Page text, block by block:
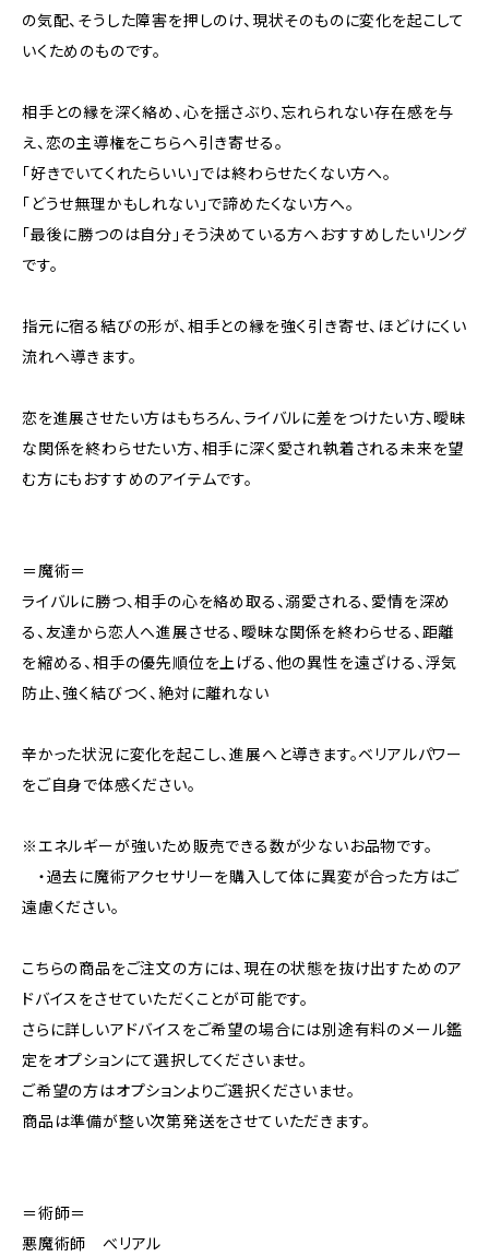
の気配、そうした障害を押しのけ、現状そのものに変化を起こして
いくためのものです。
相手との縁を深く絡め、心を揺さぶり、忘れられない存在感を与
え、恋の主導権をこちらへ引き寄せる。
「好きでいてくれたらいい」では終わらせたくない方へ。
「どうせ無理かもしれない」で諦めたくない方へ。
「最後に勝つのは自分」そう決めている方へおすすめしたいリング
です。
指元に宿る結びの形が、相手との縁を強く引き寄せ、ほどけにくい
流れへ導きます。
恋を進展させたい方はもちろん、ライバルに差をつけたい方、曖昧
な関係を終わらせたい方、相手に深く愛され執着される未来を望
む方にもおすすめのアイテムです。
＝魔術＝
ライバルに勝つ、相手の心を絡め取る、溺愛される、愛情を深め
る、友達から恋人へ進展させる、曖昧な関係を終わらせる、距離
を縮める、相手の優先順位を上げる、他の異性を遠ざける、浮気
防止、強く結びつく、絶対に離れない
辛かった状況に変化を起こし、進展へと導きます。ベリアルパワー
をご自身で体感ください。
※エネルギーが強いため販売できる数が少ないお品物です。
・過去に魔術アクセサリーを購入して体に異変が合った方はご
遠慮ください。
こちらの商品をご注文の方には、現在の状態を抜け出すためのア
ドバイスをさせていただくことが可能です。
さらに詳しいアドバイスをご希望の場合には別途有料のメール鑑
定をオプションにて選択してくださいませ。
ご希望の方はオプションよりご選択くださいませ。
商品は準備が整い次第発送をさせていただきます。
＝術師＝
悪魔術師 べリアル